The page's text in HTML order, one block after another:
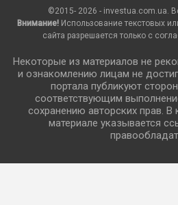
©2015- 2026 - investua.com.ua.
Внимание!Использование текстовых
сайта разрешается только c
Некоторые из материалов не
и ознакомлению лицам не
портала публикуют
соответствующим
сохранению авторских прав.
материале указывается